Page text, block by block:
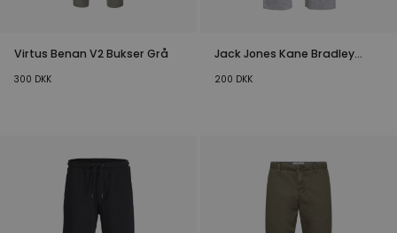
Virtus Benan V2 Bukser Grå
300 DKK
Jack Jones Kane Bradley
200 DKK